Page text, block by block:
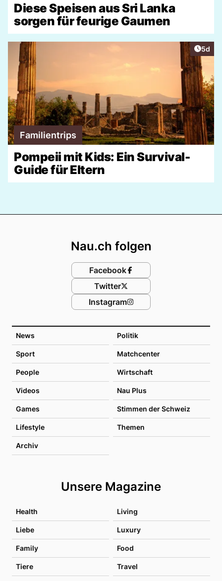
Diese Speisen aus Sri Lanka
sorgen für feurige Gaumen
5d
Familientrips
Pompeii mit Kids: Ein Survival-
Guide für Eltern
News Politik
Sport Matchcenter
People Wirtschaft
Videos Nau Plus
Games Stimmen der Schweiz
Lifestyle Themen
Archiv
Unsere Magazine
Health Living
Liebe Luxury
Family Food
Tiere Travel
Nau.ch folgen
Facebook
Twitter
Instagram